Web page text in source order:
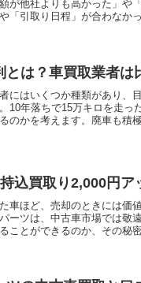
が他社よりも高かった」や
「引取り日程」が合わなか
とは？車買取業者
にはいくつか種類があり、
10年落ちで15万キロを走
のかを考えます。廃車も積
込買取り2,000円
車ほど、売却のときには価
ーツは、中古車市場では敬
ことができるのか、その秘